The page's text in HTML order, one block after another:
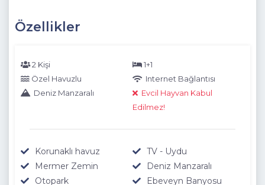
Özellikler
2 Kişi
1+1
Özel Havuzlu
Internet Bağlantısı
Deniz Manzaralı
Evcil Hayvan Kabul
Edilmez!
Korunaklı havuz
TV - Uydu
Mermer Zemin
Deniz Manzaralı
Otopark
Ebeveyn Banyosu